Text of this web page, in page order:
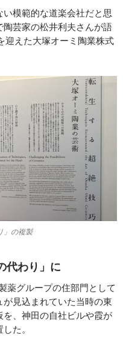
模範的な道楽会社だと思
芸家の松井利夫さんが語
迎えた大塚オーミ陶業株式
」の複製
代わり」に
グループの住部門として
見込まれていた当時の東
、神田の自社ビルや霞が
た。